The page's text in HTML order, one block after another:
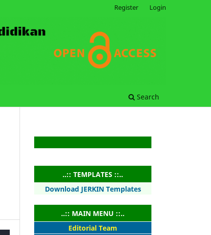
Search
Register Login
..:: TEMPLATES ::..
Download JERKIN Templates
..:: MAIN MENU ::..
Editorial Team